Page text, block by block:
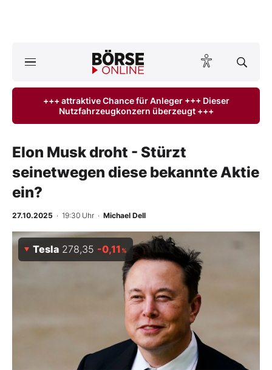
ktuelle Ausgabe BÖRSE ONLINE lesen
Finanz-Check
BO-Musterdepots
Experten
+++ attraktive Chance für Anleger +++ Dieser
Nutzfahrzeugkonzern überzeugt +++
Elon Musk droht - Stürzt
seinetwegen diese bekannte Aktie
ein?
27.10.2025 · 19:30 Uhr · Michael Dell
Tesla 278,35 -0,11%